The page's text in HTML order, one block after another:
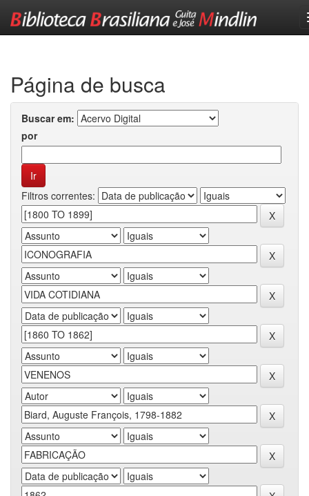
Página de busca
Buscar em:
por
Filtros correntes: